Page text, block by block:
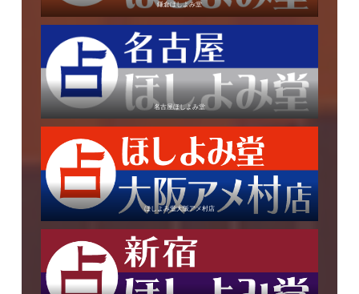
鎌倉ほしよみ堂
名古屋ほしよみ堂
ほしよみ堂大阪アメ村店